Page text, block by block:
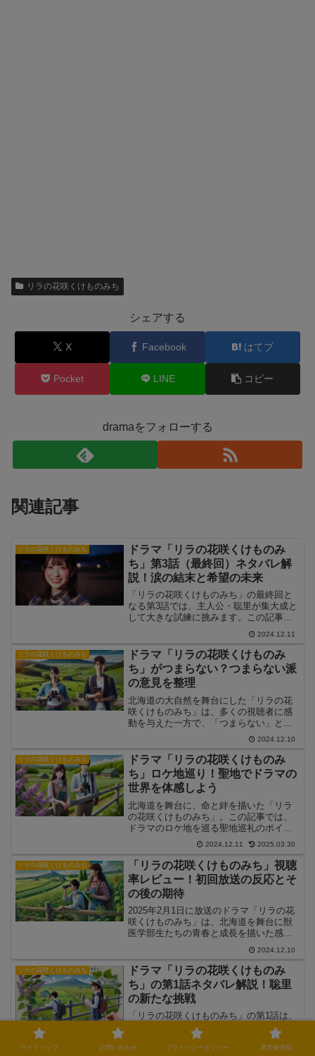
リラの花咲くけものみち
シェアする
X Facebook はてブ
Pocket LINE コピー
dramaをフォローする
関連記事
リラの花咲くけものみち
ドラマ「リラの花咲くけものみ
ち」第3話（最終回）ネタバレ解
説！涙の結末と希望の未来
「リラの花咲くけものみち」の最終回と
なる第3話では、主人公・聡里が集大成と
して大きな試練に挑みます。この記事で
は、第3話のあらすじや注目シーンを詳し
く解説し、感動の結末に迫ります。
2024.12.11
リラの花咲くけものみち
ドラマ「リラの花咲くけものみ
ち」がつまらない？つまらない派
の意見を整理
北海道の大自然を舞台にした「リラの花
咲くけものみち」は、多くの視聴者に感
動を与えた一方で、「つまらない」と感
じる意見も見受けられます。この記事で
は、ドラマに対する否定的な声を整理
し、その背景にある理由を解説します。
さらに、ドラマが持つ課題と...
2024.12.10
リラの花咲くけものみち
ドラマ「リラの花咲くけものみ
ち」ロケ地巡り！聖地でドラマの
世界を体感しよう
北海道を舞台に、命と絆を描いた「リラ
の花咲くけものみち」。この記事では、
ドラマのロケ地を巡る聖地巡礼のポイン
トを解説します。ドラマで描かれた美し
い風景や心温まるエピソードを現地で体
感してみませんか？
2024.12.11 2025.03.30
リラの花咲くけものみち
「リラの花咲くけものみち」視聴
率レビュー！初回放送の反応とそ
の後の期待
2025年2月1日に放送のドラマ「リラの花
咲くけものみち」は、北海道を舞台に獣
医学部生たちの青春と成長を描いた感動
作です。この記事では、初回放送に寄せ
られる視聴者の反応や期待、視聴率に関
するレビューを詳しく解説します。さら
に、このドラマが描くテーマや今後の展
開に込められたメッセージについても考
察します。
2024.12.10
リラの花咲くけものみち
ドラマ「リラの花咲くけものみ
ち」の第1話ネタバレ解説！聡里
の新たな挑戦
「リラの花咲くけものみち」の第1話は、
北海道の美しい風景を舞台に、主人公・
聡里の新たなスタートが描かれます。こ
の記事では、第1話のあらすじやネタバ
サイトマップ お問い合わせ プライバシーポリシー 運営者情報